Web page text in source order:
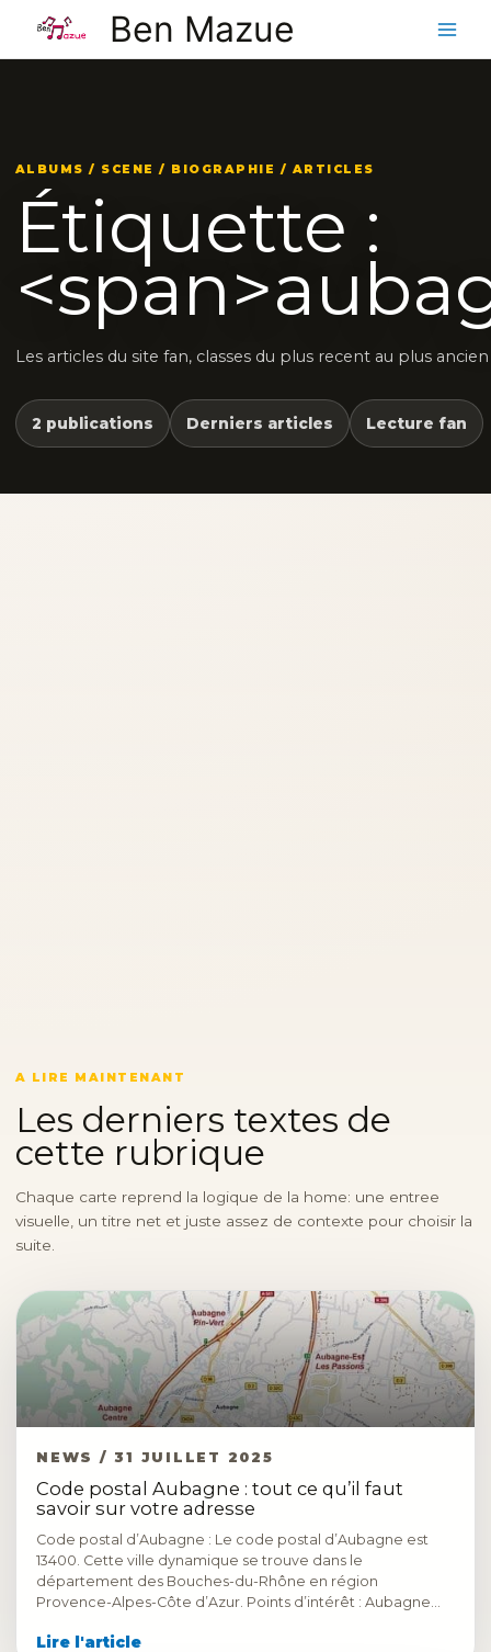
contenu
Ben Mazue
ALBUMS / SCENE / BIOGRAPHIE / ARTICLES
Étiquette :
Les articles du site fan, classes du plus recent au plus
2 publications Derniers articles Lecture fan
A LIRE MAINTENANT
Les derniers textes de
cette rubrique
Chaque carte reprend la logique de la home: une entree
visuelle, un titre net et juste assez de contexte pour choisir la
suite.
NEWS / 31 JUILLET 2025
Code postal Aubagne : tout ce qu’il faut
savoir sur votre adresse
Code postal d’Aubagne : Le code postal d’Aubagne est
13400. Cette ville dynamique se trouve dans le
département des Bouches-du-Rhône en région
Provence-Alpes-Côte d’Azur. Points d’intérêt : Aubagne…
Lire l'article